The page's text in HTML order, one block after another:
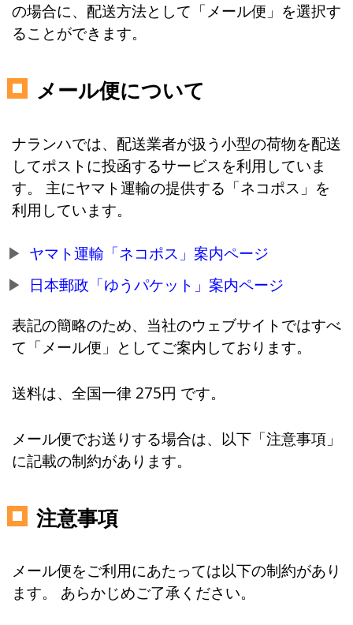
の場合に、配送方法として「メール便」を選択す
ることができます。
メール便について
ナランハでは、配送業者が扱う小型の荷物を配送
してポストに投函するサービスを利用していま
す。 主にヤマト運輸の提供する「ネコポス」を
利用しています。
ヤマト運輸「ネコポス」案内ページ
日本郵政「ゆうパケット」案内ページ
表記の簡略のため、当社のウェブサイトではすべ
て「メール便」としてご案内しております。
送料は、全国一律 275円 です。
メール便でお送りする場合は、以下「注意事項」
に記載の制約があります。
注意事項
メール便をご利用にあたっては以下の制約があり
ます。 あらかじめご了承ください。